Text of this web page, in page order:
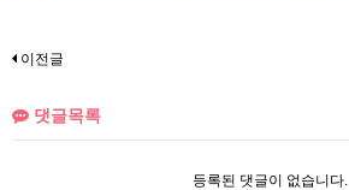
이전글
댓글목록
등록된 댓글이 없습니다.